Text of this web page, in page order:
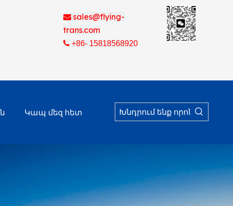
 sales@flying-
trans.com
+86- 15818568920
Կապ մեզ հետ